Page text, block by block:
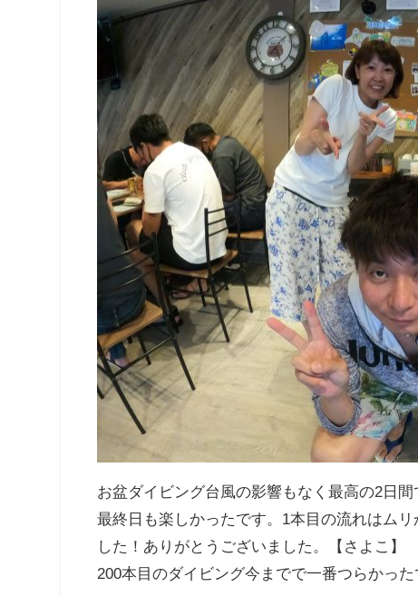
お盆ダイビング台風の影響もなく最高の2日
最終日も楽しかったです。1本目の流れはム
した！ありがとうございました。【さよこ】
200本目のダイビング今までで一番つらかった